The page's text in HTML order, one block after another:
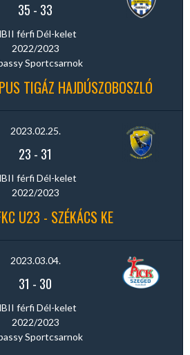
35 - 33
férfi Dél-kelet
2022/2023
Sportcsarnok
TIGÁZ HAJDÚSZOBOSZLÓ
2023.02.25.
23 - 31
férfi Dél-kelet
2022/2023
U23 - SZÉKÁCS KE
2023.03.04.
31 - 30
férfi Dél-kelet
2022/2023
Sportcsarnok